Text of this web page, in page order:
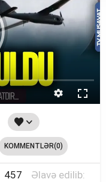
KOMMENTLƏR(0)
457
Əlavə edilib: